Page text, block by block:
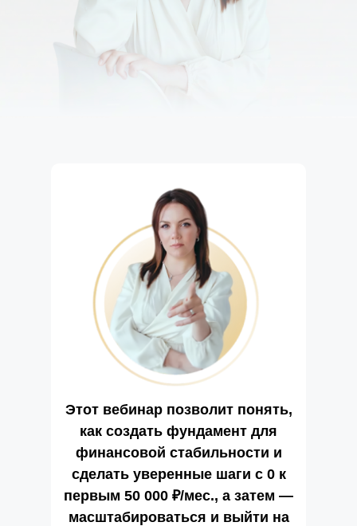
Этот вебинар позволит понять,
как создать фундамент для
финансовой стабильности и
сделать уверенные шаги с 0 к
первым 50 000 ₽/мес., а затем —
масштабироваться и выйти на